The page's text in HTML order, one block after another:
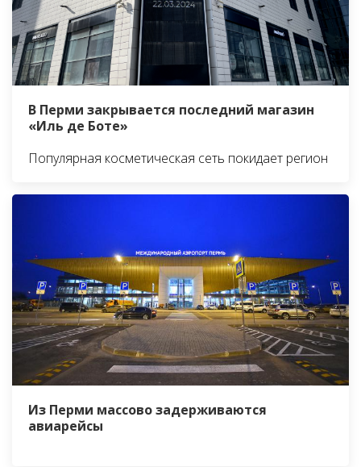
В Перми закрывается последний магазин
«Иль де Боте»
Популярная косметическая сеть покидает регион
Из Перми массово задерживаются
авиарейсы